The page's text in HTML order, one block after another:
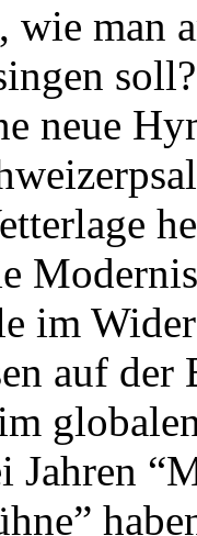
wie man
neue
im
auf
Jahren